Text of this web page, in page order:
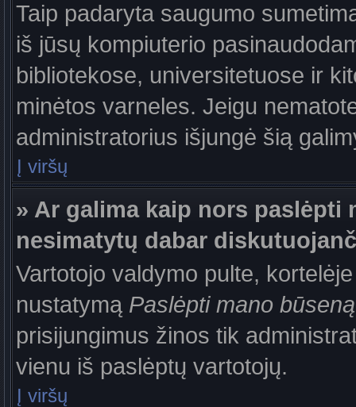
Taip padaryta saugumo
iš jūsų kompiuterio
bibliotekose, universitetuose ir
minėtos varneles. Jeigu
administratorius išjungė šią
Į viršų
» Ar galima kaip nors paslėpti
nesimatytų dabar
Vartotojo valdymo pulte,
nustatymą Paslėpti mano būseną
prisijungimus žinos tik
vienu iš paslėptų vartotojų.
Į viršų